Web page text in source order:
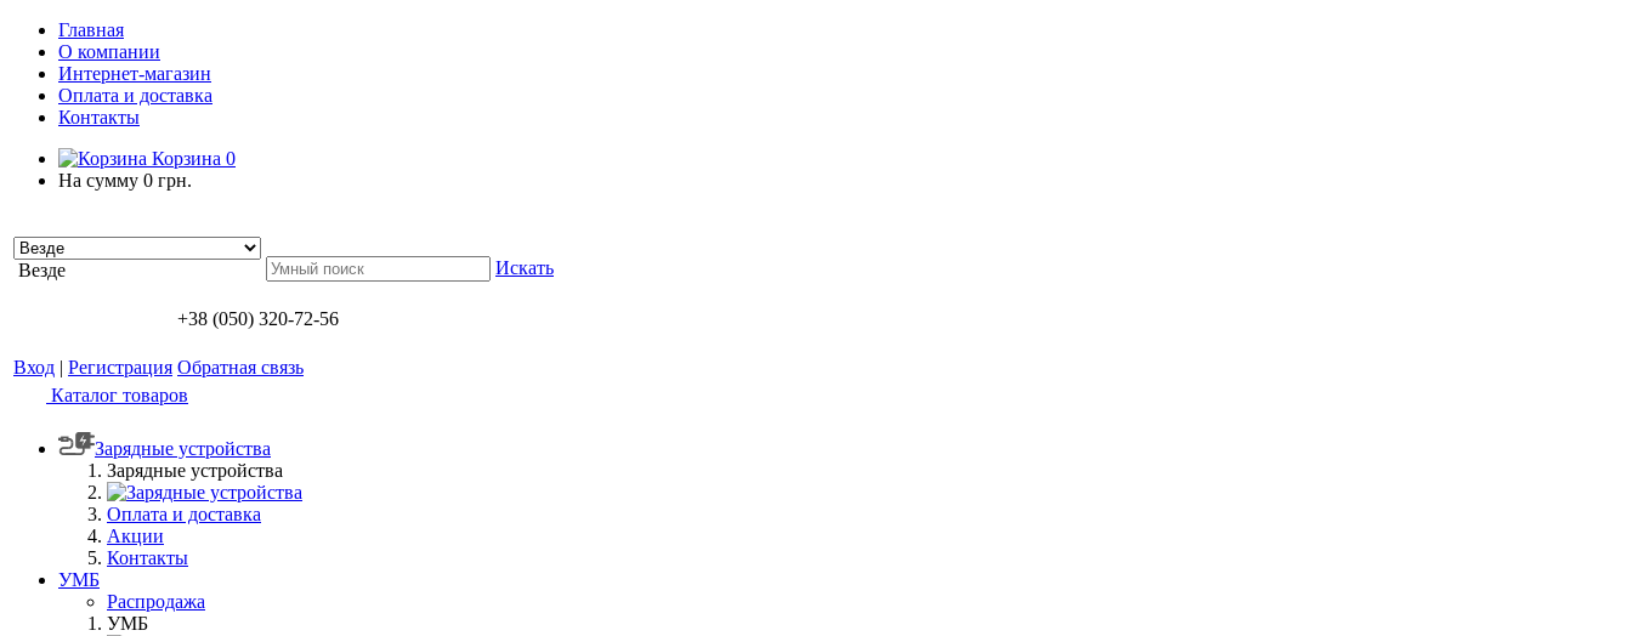
Главная
О компании
Интернет-магазин
Оплата и доставка
Контакты
Корзина 0
На сумму 0 грн.
Везде Искать
+38 (050) 320-72-56
Вход | Регистрация Обратная связь
Каталог товаров
Зарядные устройства
Зарядные устройства
Оплата и доставка
Акции
Контакты
УМБ
Распродажа
УМБ